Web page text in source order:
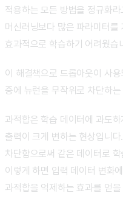
적용하는 모든 방법을 정규화
머신러닝보다 많은 파라미터
효과적으로 학습하기 어려웠습
이 해결책으로 드롭아웃이 사
중에 뉴런을 무작위로 차단하
과적합은 학습 데이터에 과도
출력이 크게 변하는 현상입니
차단함으로써 같은 데이터로
이렇게 하면 입력 데이터 변화
과적합을 억제하는 효과를 얻